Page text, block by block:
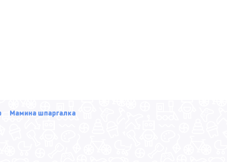
Мамина шпаргалка